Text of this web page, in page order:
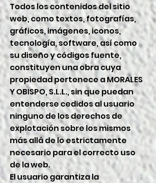
Todos los contenidos del sitio
web, como textos, fotografías,
gráficos, imágenes, iconos,
tecnología, software, así como
su diseño y códigos fuente,
constituyen una obra cuya
propiedad pertenece a MORALES
Y OBISPO, S.L.L., sin que puedan
entenderse cedidos al usuario
ninguno de los derechos de
explotación sobre los mismos
más allá de lo estrictamente
necesario para el correcto uso
de la web.
El usuario garantiza la